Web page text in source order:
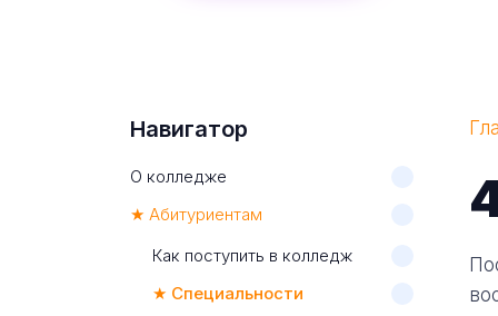
Навигатор
О колледже
★ Абитуриентам
Как поступить в колледж
★ Специальности